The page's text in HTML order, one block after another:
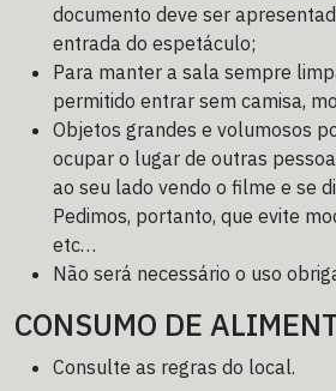
documento deve ser
entrada do espetáculo;
Para manter a sala sempre
permitido entrar sem camisa,
Objetos grandes e volumosos
ocupar o lugar de outras
ao seu lado vendo o filme e se
Pedimos, portanto, que evite
etc…
Não será necessário o uso
CONSUMO DE
Consulte as regras do local.